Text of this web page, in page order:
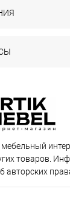
товаров.